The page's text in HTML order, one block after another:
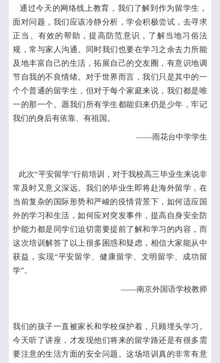
通过今天的网络线上教育，我们了解到作为留学生，
面对问题，我们应该冷静分析，学会积极尝试，去寻求
正当、有效的帮助，提高防范意识，了解当地习俗法
规，常与家人沟通。同时我们也要在学习之余去力所能
及地丰富自己的生活，拓展自己的交友圈，有意识地调
节自我的不良情绪。对于世界而言，我们只是其中的一
个个普通的留学生，但对于每个家庭来说，我们都是唯
一的那一个。愿我们所有学生都能归来仍是少年，牢记
我们的身后有依靠、有祖国。
——雨花台中学学生
此次“平安留学”行前培训，对于我校高三毕业生来说非
常及时又意义深远。我们的毕业生即将赴海外留学，在
当前复杂的国际形势和严峻的疫情背景下，如何适应国
外的学习和生活，如何应对突发事件，提高自身安全防
护能力都是同学们迫切需要提前了解和学习的内容，而
这次培训解答了以上很多困惑和疑虑，相信大家能从中
获益，实现“平安留学、健康留学、文明留学、成功留
学”。
——南京外国语学校教师
我们的孩子一直被家长和学校保护着，只顾埋头学习。
今天听了讲座，才发现他们将来的留学路还是有很多需
要注意的生活方面的安全问题。这场培训真的非常有意